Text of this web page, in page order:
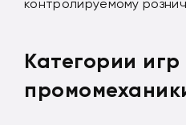
контролируемому
Категории игр